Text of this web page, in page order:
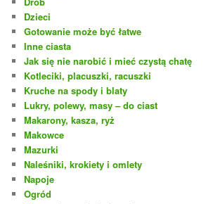
Dzieci
Gotowanie może być łatwe
Inne ciasta
Jak się nie narobić i mieć czystą chatę
Kotleciki, placuszki, racuszki
Kruche na spody i blaty
Lukry, polewy, masy – do ciast
Makarony, kasza, ryż
Makowce
Mazurki
Naleśniki, krokiety i omlety
Napoje
Ogród